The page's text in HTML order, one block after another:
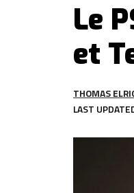
Le
et
LAST
THOMAS